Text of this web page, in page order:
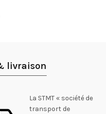
livraison
La STMT « société de
transport de